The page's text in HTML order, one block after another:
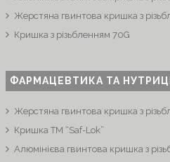
Жерстяна гвинтова кришка з
Кришка з різьбленням 70G
ФАРМАЦЕВТИКА ТА
Жерстяна гвинтова кришка з
Кришка ТМ “Saf-Lok”
Алюмінієва гвинтова кришка з